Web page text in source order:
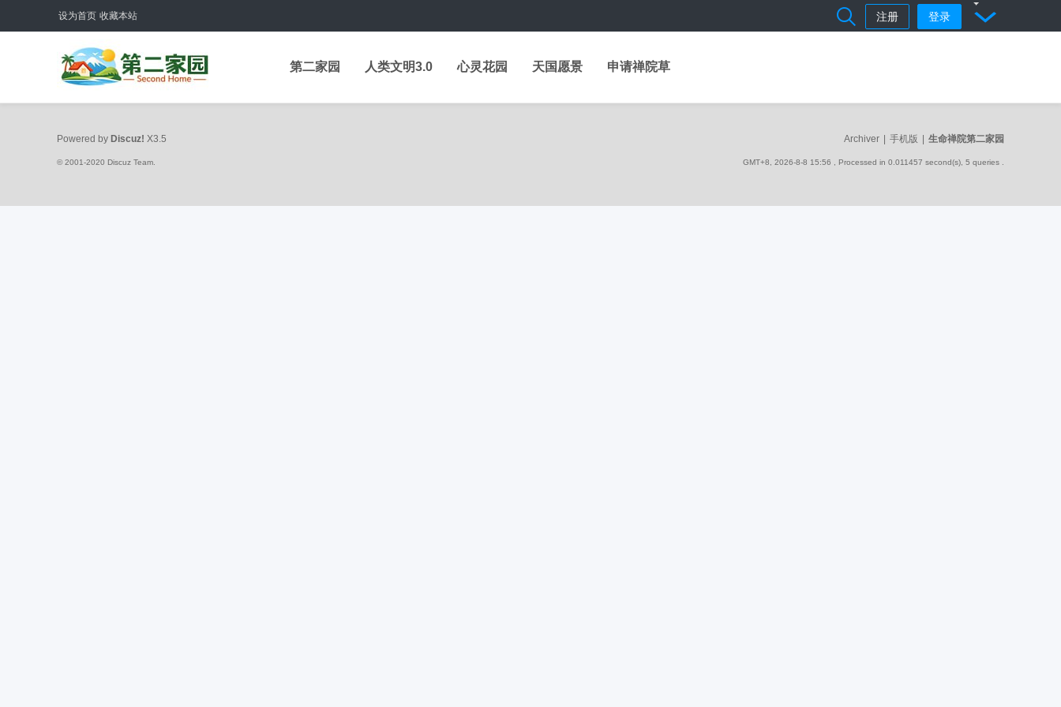
设为首页 收藏本站 注册 登录
第二家园 人类文明3.0 心灵花园 天国愿景 申请禅院草
Archiver 手机版 生命禅院第二家园
GMT+8, 2026-8-8 15:56 , Processed in 0.011457 second(s), 5 queries .
Powered by Discuz! X3.5
© 2001-2020 Discuz Team.